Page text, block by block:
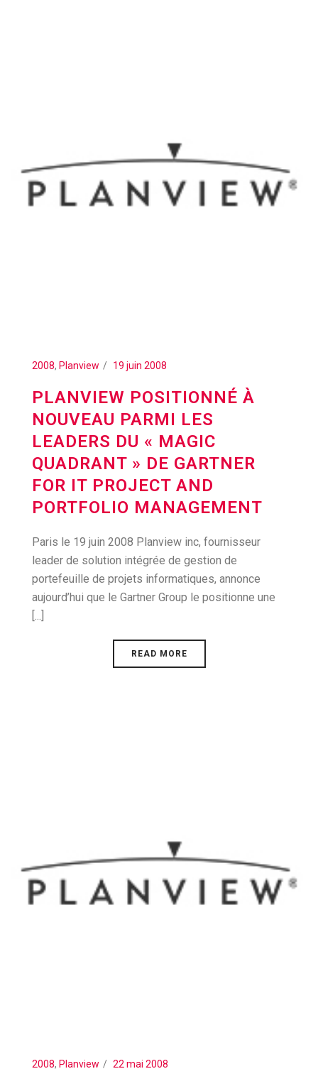
2008, Planview 19 juin 2008
PLANVIEW POSITIONNÉ À
NOUVEAU PARMI LES
LEADERS DU « MAGIC
QUADRANT » DE GARTNER
FOR IT PROJECT AND
PORTFOLIO MANAGEMENT
Paris le 19 juin 2008 Planview inc, fournisseur
leader de solution intégrée de gestion de
portefeuille de projets informatiques, annonce
aujourd’hui que le Gartner Group le positionne une
[...]
READ MORE
2008, Planview 22 mai 2008